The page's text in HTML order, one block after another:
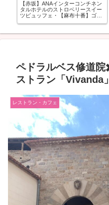
【赤坂】ANAインターコンチネン
タルホテルのストロベリースイー
ツビュッフェ・【麻布十番】ゴン
ペドラルベス修道
ストラン「Vivanda」
レストラン・カフェ